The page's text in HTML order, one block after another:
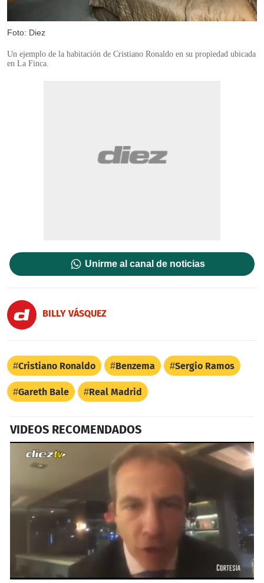
Foto: Diez
Un ejemplo de la habitación de Cristiano Ronaldo en su propiedad ubicada
en La Finca.
Unirme al canal de noticias
BILLY VÁSQUEZ
Cristiano Ronaldo Benzema Sergio Ramos
Gareth Bale Real Madrid
VIDEOS RECOMENDADOS